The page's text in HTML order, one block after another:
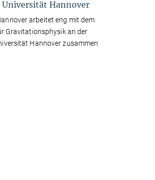
Hannover
arbeitet eng mit dem
Gravitationsphysik an der
Hannover zusammen